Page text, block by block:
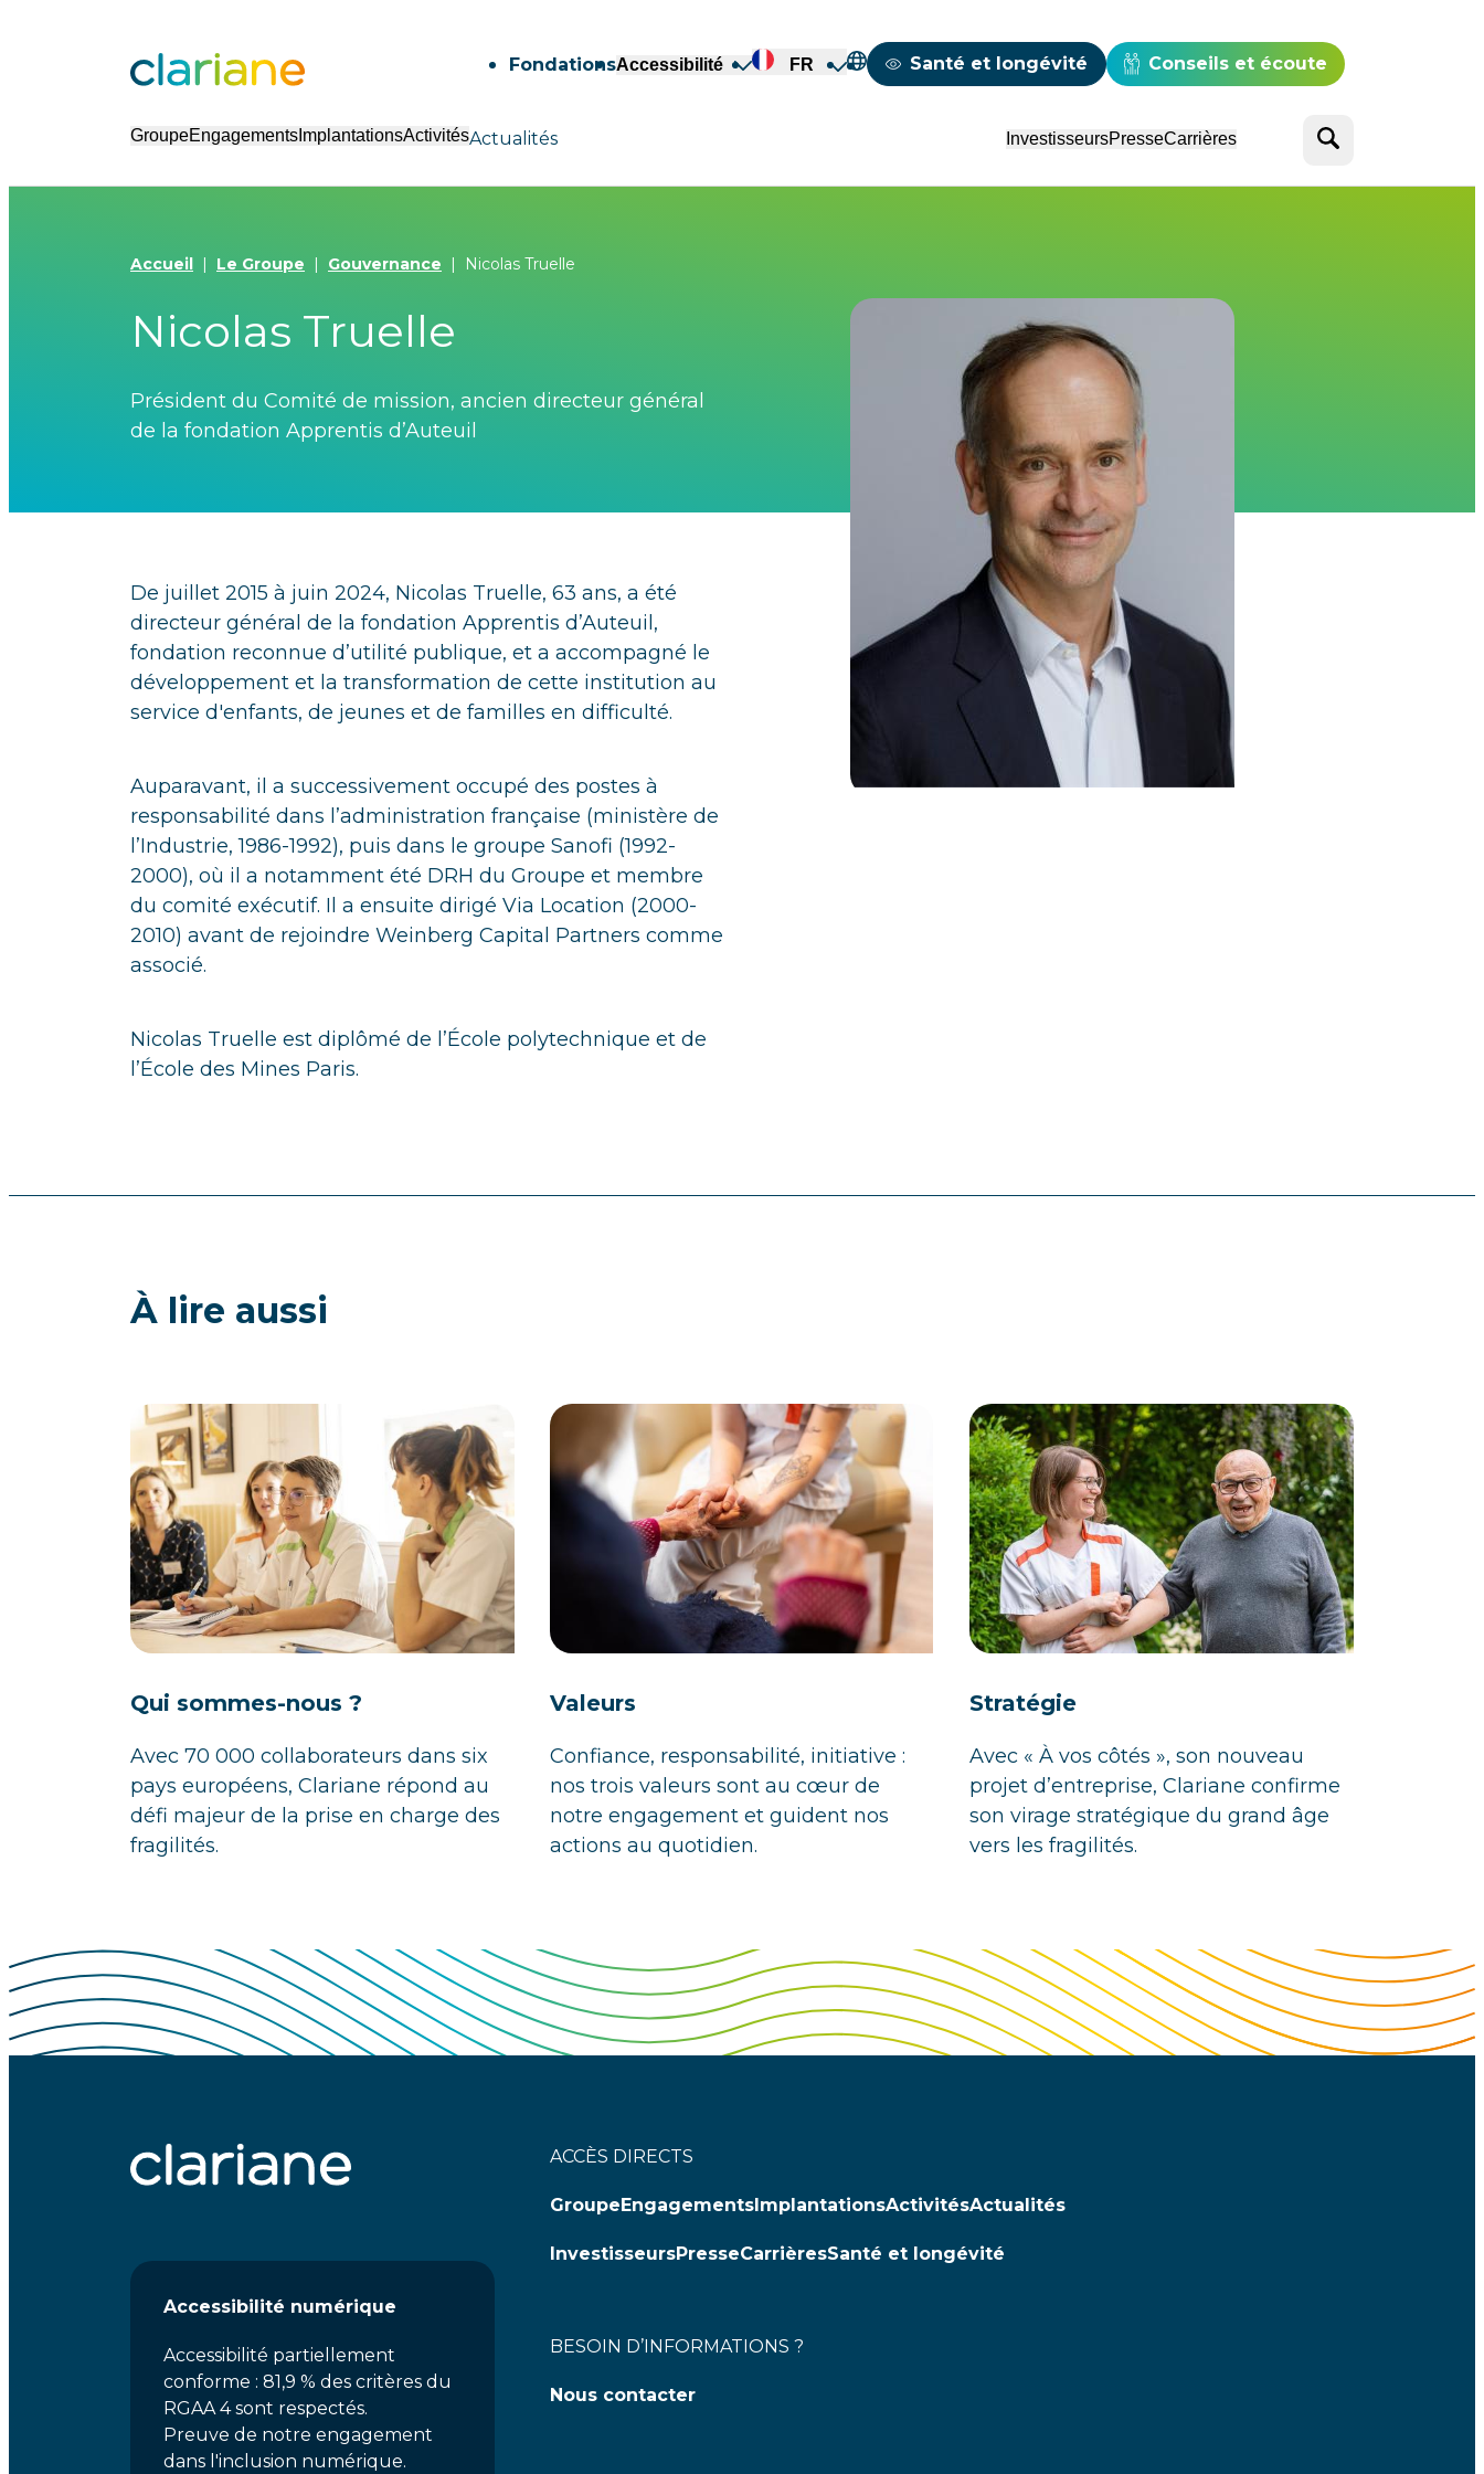
FondationsAccessibilité FR Mappemonde
Santé et longévité Conseils et écoute
GroupeEngagements ImplantationsActivitésActualités InvestisseursPresseCarrières Rechercher
Accueil Le Groupe Gouvernance Nicolas Truelle
Nicolas Truelle
Président du Comité de mission, ancien directeur général
de la fondation Apprentis d’Auteuil
De juillet 2015 à juin 2024, Nicolas Truelle, 63 ans, a été
directeur général de la fondation Apprentis d’Auteuil,
fondation reconnue d’utilité publique, et a accompagné le
développement et la transformation de cette institution au
service d'enfants, de jeunes et de familles en difficulté.
Auparavant, il a successivement occupé des postes à
responsabilité dans l’administration française (ministère de
l’Industrie, 1986-1992), puis dans le groupe Sanofi (1992-
2000), où il a notamment été DRH du Groupe et membre
du comité exécutif. Il a ensuite dirigé Via Location (2000-
2010) avant de rejoindre Weinberg Capital Partners comme
associé.
Nicolas Truelle est diplômé de l’École polytechnique et de
l’École des Mines Paris.
À lire aussi
Qui sommes-nous ?
Avec 70 000 collaborateurs dans six
pays européens, Clariane répond au
défi majeur de la prise en charge des
fragilités.
Valeurs
Confiance, responsabilité, initiative :
nos trois valeurs sont au cœur de
notre engagement et guident nos
actions au quotidien.
Stratégie
Avec « À vos côtés », son nouveau
projet d’entreprise, Clariane confirme
son virage stratégique du grand âge
vers les fragilités.
Accessibilité numérique
Accessibilité partiellement
conforme : 81,9 % des critères du
RGAA 4 sont respectés.
Preuve de notre engagement
dans l'inclusion numérique.
ACCÈS DIRECTS
GroupeEngagementsImplantationsActivitésActualités
InvestisseursPresseCarrièresSanté et longévité
BESOIN D’INFORMATIONS ?
Nous contacter